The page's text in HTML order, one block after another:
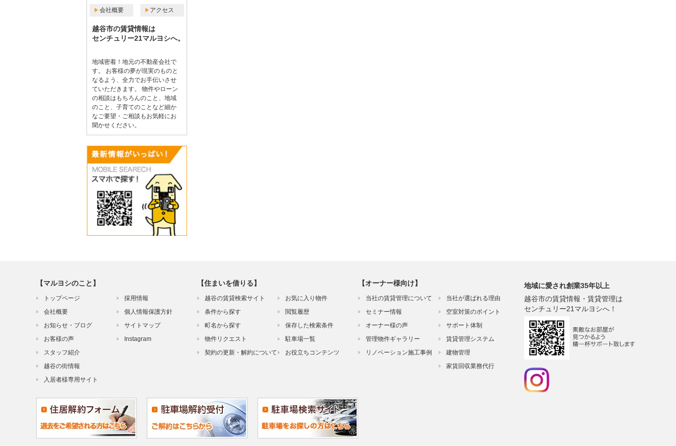
会社概要 アクセス
越谷市の賃貸情報は
センチュリー21マルヨシへ。
地域密着！地元の不動産会社で
す。 お客様の夢が現実のものと
なるよう、全力でお手伝いさせ
ていただきます。 物件やローン
の相談はもちろんのこと、地域
のこと、子育てのことなど細か
なご要望・ご相談もお気軽にお
聞かせください。
【マルヨシのこと】
トップページ
会社概要
お知らせ・ブログ
お客様の声
スタッフ紹介
越谷の街情報
入居者様専用サイト
採用情報
個人情報保護方針
サイトマップ
Instagram
【住まいを借りる】
越谷の賃貸検索サイト
条件から探す
町名から探す
物件リクエスト
契約の更新・解約について
お気に入り物件
閲覧履歴
保存した検索条件
駐車場一覧
お役立ちコンテンツ
【オーナー様向け】
当社の賃貸管理について
セミナー情報
オーナー様の声
管理物件ギャラリー
リノベーション施工事例
当社が選ばれる理由
空室対策のポイント
サポート体制
賃貸管理システム
建物管理
家賃回収業務代行
地域に愛され創業35年以上
越谷市の賃貸情報・賃貸管理は
センチュリー21マルヨシへ！